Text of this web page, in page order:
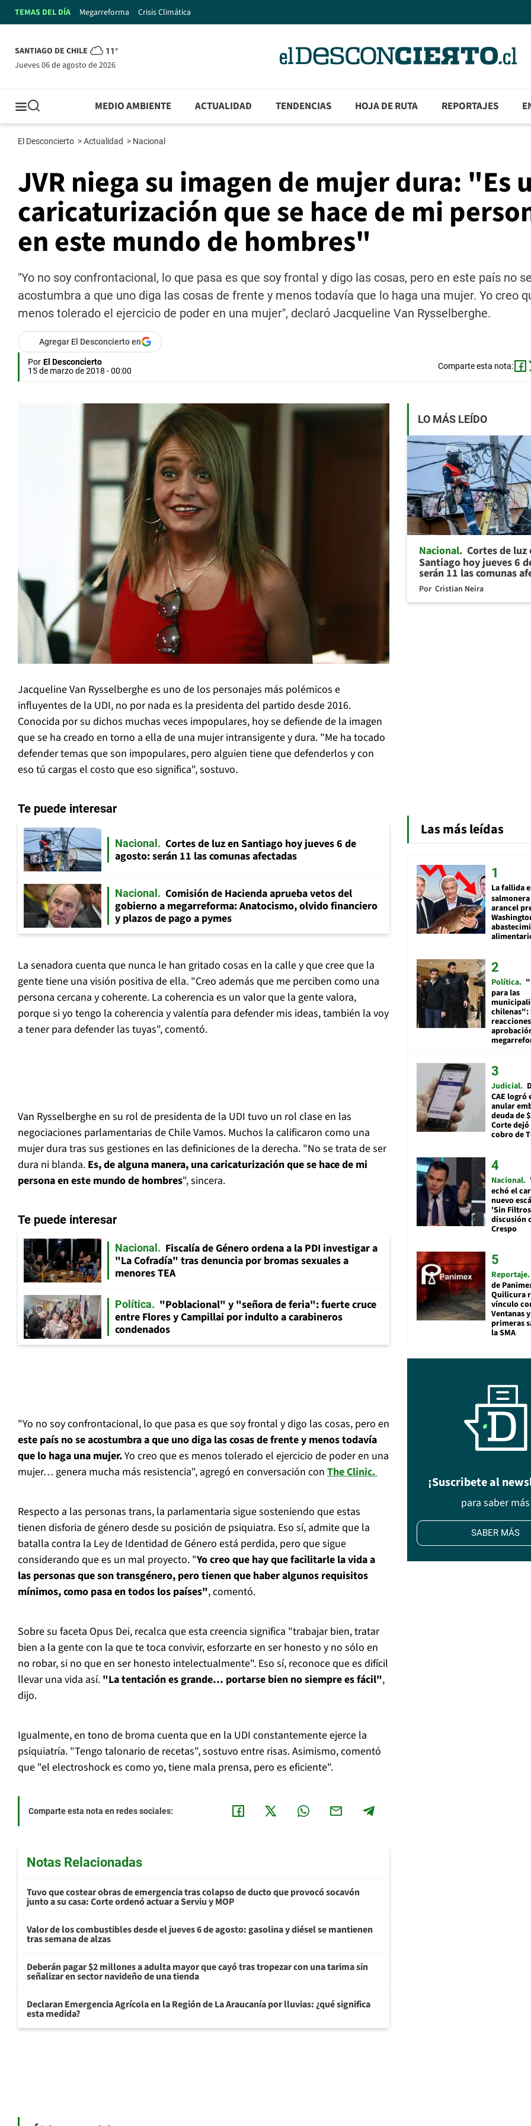
TEMAS DEL DÍA Megarreforma Crisis Climática
SANTIAGO DE CHILE 11°
jueves 06 de agosto de 2026
MEDIO AMBIENTE ACTUALIDAD TENDENCIAS HOJA DE RUTA REPORTAJES
El Desconcierto >Actualidad > Nacional
JVR niega su imagen de mujer dura: "Es
caricaturización que se hace de mi
en este mundo de hombres"
"Yo no soy confrontacional, lo que pasa es que soy frontal y digo las cosas, pero en este país no se
acostumbra a que uno diga las cosas de frente y menos todavía que lo haga una mujer. Yo creo
menos tolerado el ejercicio de poder en una mujer", declaró Jacqueline Van Rysselberghe.
Agregar El Desconcierto en
Por El Desconcierto
15 de marzo de 2018 - 00:00
Comparte esta nota:
Jacqueline Van Rysselberghe es uno de los personajes más polémicos e
influyentes de la UDI, no por nada es la presidenta del partido desde 2016.
Conocida por su dichos muchas veces impopulares, hoy se defiende de la imagen
que se ha creado en torno a ella de una mujer intransigente y dura. "Me ha tocado
defender temas que son impopulares, pero alguien tiene que defenderlos y con
eso tú cargas el costo que eso significa", sostuvo.
Te puede interesar
Nacional
Cortes de luz en Santiago hoy jueves 6 de
agosto: serán 11 las comunas afectadas
Nacional
Comisión de Hacienda aprueba vetos del
gobierno a megarreforma: Anatocismo, olvido financiero
y plazos de pago a pymes
La senadora cuenta que nunca le han gritado cosas en la calle y que cree que la
gente tiene una visión positiva de ella. "Creo además que me perciben como una
persona cercana y coherente. La coherencia es un valor que la gente valora,
porque si yo tengo la coherencia y valentía para defender mis ideas, también la voy
a tener para defender las tuyas", comentó.
Van Rysselberghe en su rol de presidenta de la UDI tuvo un rol clase en las
negociaciones parlamentarias de Chile Vamos. Muchos la calificaron como una
mujer dura tras sus gestiones en las definiciones de la derecha. "No se trata de ser
dura ni blanda. Es, de alguna manera, una caricaturización que se hace de mi
persona en este mundo de hombres", sincera.
Te puede interesar
Nacional
Fiscalía de Género ordena a la PDI investigar a
"La Cofradía" tras denuncia por bromas sexuales a
menores TEA
Política
"Poblacional" y "señora de feria": fuerte cruce
entre Flores y Campillai por indulto a carabineros
condenados
"Yo no soy confrontacional, lo que pasa es que soy frontal y digo las cosas, pero en
este país no se acostumbra a que uno diga las cosas de frente y menos todavía
que lo haga una mujer.Yo creo que es menos tolerado el ejercicio de poder en una
mujer… genera mucha más resistencia", agregó en conversación con The Clinic.
Respecto a las personas trans, la parlamentaria sigue sosteniendo que estas
tienen disforia de género desde su posición de psiquiatra. Eso sí, admite que la
batalla contra la Ley de Identidad de Género está perdida, pero que sigue
considerando que es un mal proyecto. "Yo creo que hay que facilitarle la vida a
las personas que son transgénero, pero tienen que haber algunos requisitos
mínimos, como pasa en todos los países", comentó.
Sobre su faceta Opus Dei, recalca que esta creencia significa "trabajar bien, tratar
bien a la gente con la que te toca convivir, esforzarte en ser honesto y no sólo en
no robar, si no que en ser honesto intelectualmente". Eso sí, reconoce que es difícil
llevar una vida así. "La tentación es grande… portarse bien no siempre es fácil",
dijo.
Igualmente, en tono de broma cuenta que en la UDI constantemente ejerce la
psiquiatría. "Tengo talonario de recetas", sostuvo entre risas. Asimismo, comentó
que "el electroshock es como yo, tiene mala prensa, pero es eficiente".
Comparte esta nota en redes sociales:
Notas Relacionadas
Tuvo que costear obras de emergencia tras colapso de ducto que provocó socavón
junto a su casa: Corte ordenó actuar a Serviu y MOP
Valor de los combustibles desde el jueves 6 de agosto: gasolina y diésel se mantienen
tras semana de alzas
Deberán pagar $2 millones a adulta mayor que cayó tras tropezar con una tarima sin
señalizar en sector navideño de una tienda
Declaran Emergencia Agrícola en la Región de La Araucanía por lluvias: ¿qué significa
esta medida?
LO MÁS LEÍDO
Nacional Cortes de luz
Santiago hoy jueves 6
serán 11 las comunas
Por Cristian Neira
Las más leídas
La fallida
arancel
Política
para las
chilenas":
Judicial
CAE logró
anular
deuda de
Corte
cobro de
Nacional
echó el
nuevo
'Sin
discusión
Crespo
Reportaje
de
Quilicura
vínculo
Ventanas
primeras
la SMA
¡Suscribete al
para saber más
SABER MÁS